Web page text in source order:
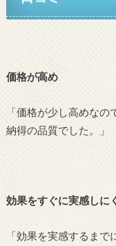
価格が高め
「価格が少し高めな
納得の品質でした。」
効果をすぐに実感しに
「効果を実感するま